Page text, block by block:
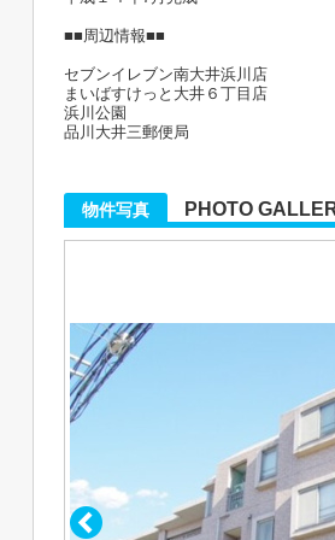
■■周辺情報■■
セブンイレブン南大井浜川店
まいばすけっと大井６丁目店
浜川公園
品川大井三郵便局
物件写真 PHOTO